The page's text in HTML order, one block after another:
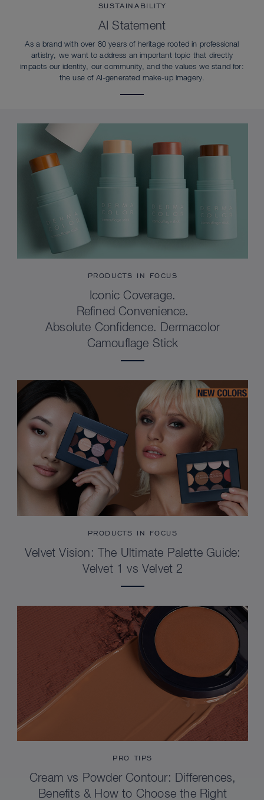
SUSTAINABILITY
AI Statement
As a brand with over 80 years of heritage rooted in professional
artistry, we want to address an important topic that directly
impacts our identity, our community, and the values we stand for:
the use of AI-generated make-up imagery.
PRODUCTS IN FOCUS
Iconic Coverage.
Refined Convenience.
Absolute Confidence. Dermacolor
Camouflage Stick
PRODUCTS IN FOCUS
Velvet Vision: The Ultimate Palette Guide:
Velvet 1 vs Velvet 2
PRO TIPS
Cream vs Powder Contour: Differences,
Benefits & How to Choose the Right